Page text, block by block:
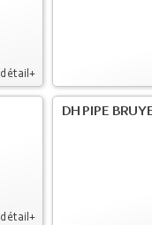
détail+
détail+
DH PIPE